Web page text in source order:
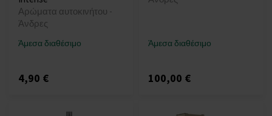
Αρώματα αυτοκινήτου -
Άνδρες
Άμεσα διαθέσιμο
4,90 €
Άμεσα διαθέσιμο
100,00 €